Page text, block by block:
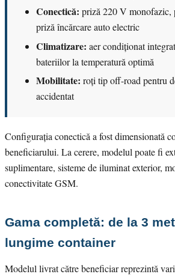
Conectică: priză 220 V
priză încărcare auto electric
Climatizare: aer condiționat
bateriilor la temperatură optimă
Mobilitate: roți tip off-road pentru
accidentat
Configurația conectică a fost dimensionată
beneficiarului. La cerere, modelul poate fi
suplimentare, sisteme de iluminat exterior,
conectivitate GSM.
Gama completă: de la 3
lungime container
Modelul livrat către beneficiar reprezintă